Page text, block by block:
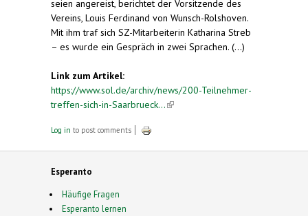
seien angereist, berichtet der Vorsitzende des
Vereins, Louis Ferdinand von Wunsch-Rolshoven.
Mit ihm traf sich SZ-Mitarbeiterin Katharina Streb
– es wurde ein Gespräch in zwei Sprachen. (...)
Link zum Artikel:
https://www.sol.de/archiv/news/200-Teilnehmer-
treffen-sich-in-Saarbrueck...(link is external)
Log in to post comments
Esperanto
Häufige Fragen
Esperanto lernen